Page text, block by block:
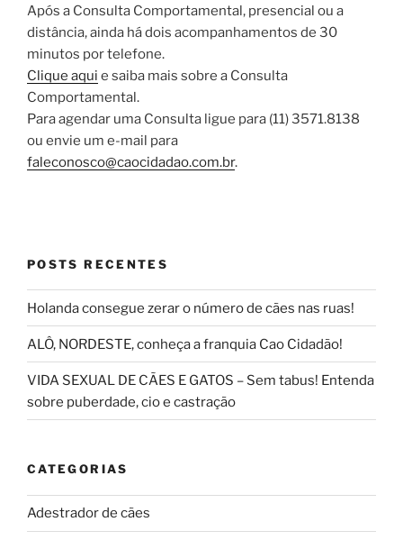
Após a Consulta Comportamental, presencial ou a
distância, ainda há dois acompanhamentos de 30
minutos por telefone.
Clique aqui e saiba mais sobre a Consulta
Comportamental.
Para agendar uma Consulta ligue para (11) 3571.8138
ou envie um e-mail para
faleconosco@caocidadao.com.br.
POSTS RECENTES
Holanda consegue zerar o número de cães nas ruas!
ALÔ, NORDESTE, conheça a franquia Cao Cidadão!
VIDA SEXUAL DE CÃES E GATOS – Sem tabus! Entenda
sobre puberdade, cio e castração
CATEGORIAS
Adestrador de cães